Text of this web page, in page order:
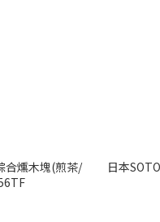
合燻木塊(煎茶/
日本